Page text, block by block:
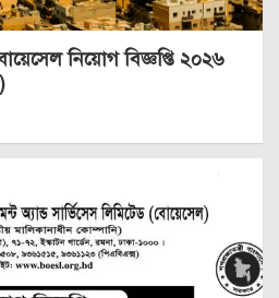
নিয়োগ বিজ্ঞপ্তি ২০২৬